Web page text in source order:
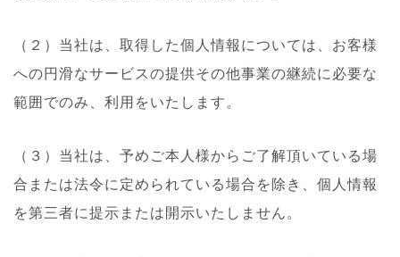
（２）当社は、取得した個人情報については、お客様
への円滑なサービスの提供その他事業の継続に必要な
範囲でのみ、利用をいたします。
（３）当社は、予めご本人様からご了解頂いている場
合または法令に定められている場合を除き、個人情報
を第三者に提示または開示いたしません。